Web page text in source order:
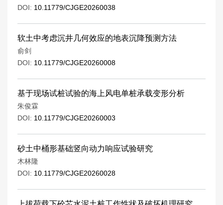
DOI: 10.11779/CJGE20260038
软土中考虑沉井几何效应的地表沉降预测方法
俞剑
DOI: 10.11779/CJGE20260008
基于现场试桩试验的海上风电单桩承载变形分析
朱俊霖
DOI: 10.11779/CJGE20260003
砂土中桶形基础竖向动力响应试验研究
木林隆
DOI: 10.11779/CJGE20260028